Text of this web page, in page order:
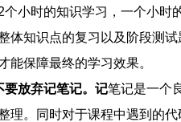
个小时的知识学习，一个小时
体知识点的复习以及阶段测
能保障最终的学习效果。
要放弃记笔记。记笔记是一个
理。同时对于课程中遇到的